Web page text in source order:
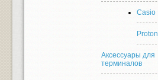
Casio
Proton
Аксессуары для
терминалов